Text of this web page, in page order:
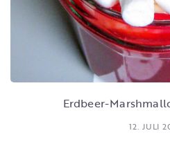
Erdbeer-
12. JULI